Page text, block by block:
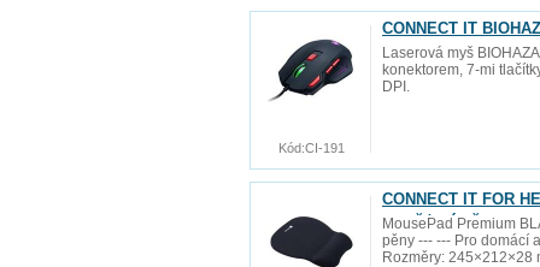
CONNECT IT
Laserová myš
konektorem, 7-mi
DPI.
Kód:CI-191
CONNECT IT FOR
paměťové pěny
MousePad Premium
pěny --- --- Pro domácí
Rozměry: 245×212×28